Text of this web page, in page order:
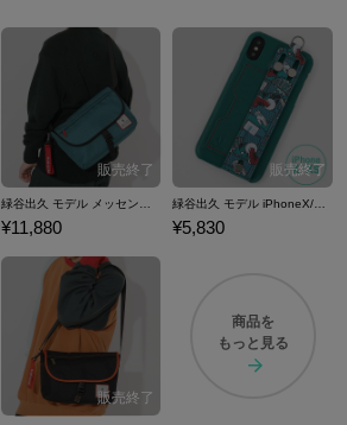
¥11,880 ¥5,830
商品を
もっと見る